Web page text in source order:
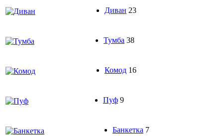
Диван 23
Тумба 38
Комод 16
Пуф 9
Банкетка 7